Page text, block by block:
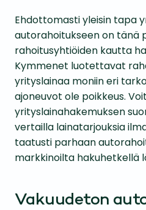
Ehdottomasti yleisin tapa
autorahoitukseen on tänä
rahoitusyhtiöiden kautta
Kymmenet luotettavat
yrityslainaa moniin eri
ajoneuvot ole poikkeus.
yrityslainahakemuksen
vertailla lainatarjouksia
taatusti parhaan
markkinoilta hakuhetkellä
Vakuudeton